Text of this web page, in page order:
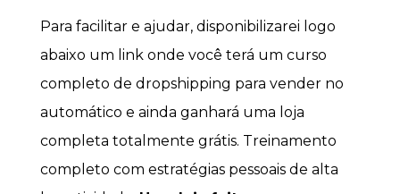
Para facilitar e ajudar, disponibilizarei logo
abaixo um link onde você terá um curso
completo de dropshipping para vender no
automático e ainda ganhará uma loja
completa totalmente grátis. Treinamento
completo com estratégias pessoais de alta